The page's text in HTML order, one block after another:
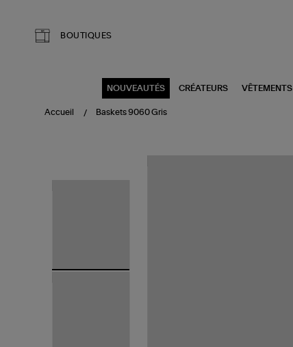
BOUTIQUES
NOUVEAUTÉS CRÉATEURS VÊTEMENTS
Accueil Baskets 9060 Gris